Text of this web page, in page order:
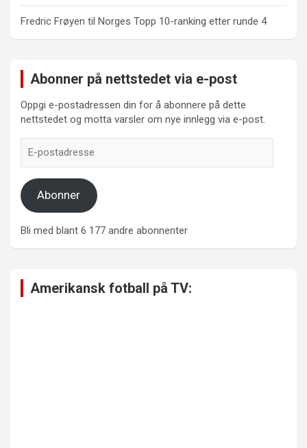
Fredric Frøyen til Norges Topp 10-ranking etter runde 4
Abonner på nettstedet via e-post
Oppgi e-postadressen din for å abonnere på dette
nettstedet og motta varsler om nye innlegg via e-post.
postadresse
Abonner
Bli med blant 6 177 andre abonnenter
Amerikansk fotball på TV: